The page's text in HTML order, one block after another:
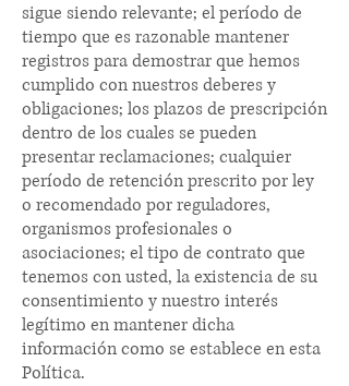
sigue siendo relevante; el período de
tiempo que es razonable mantener
registros para demostrar que hemos
cumplido con nuestros deberes y
obligaciones; los plazos de prescripción
dentro de los cuales se pueden
presentar reclamaciones; cualquier
período de retención prescrito por ley
o recomendado por reguladores,
organismos profesionales o
asociaciones; el tipo de contrato que
tenemos con usted, la existencia de su
consentimiento y nuestro interés
legítimo en mantener dicha
información como se establece en esta
Política.